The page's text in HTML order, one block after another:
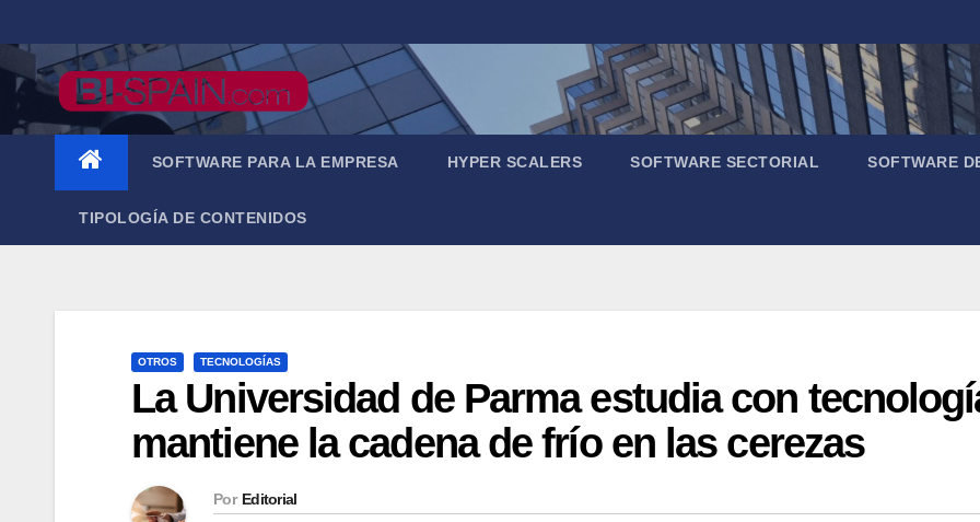
al
contenido
SOFTWARE PARA LA EMPRESA HYPER SCALERS SOFTWARE SECTORIAL SOFTWARE
TIPOLOGÍA DE CONTENIDOS
OTROS TECNOLOGÍAS
La Universidad de Parma estudia con
mantiene la cadena de frío en las cerezas
Por Editorial